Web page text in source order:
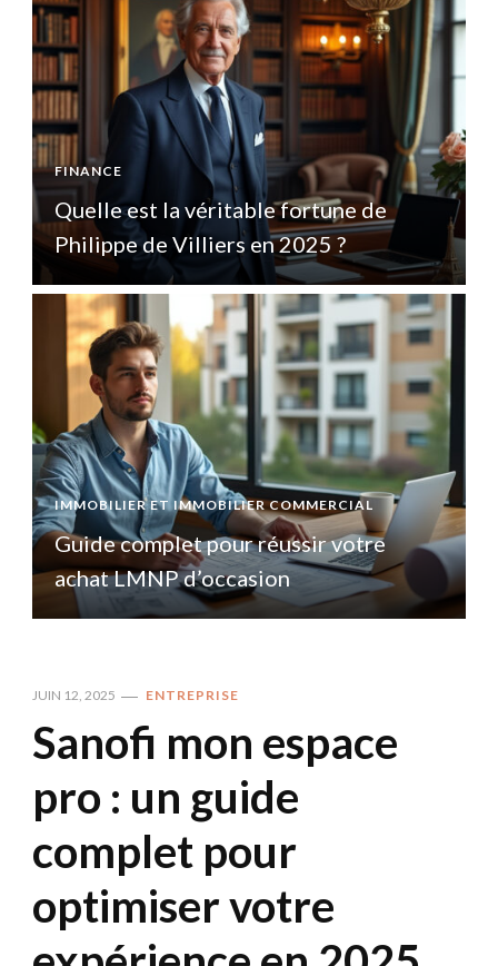
FINANCE
Quelle est la véritable fortune de
Philippe de Villiers en 2025 ?
IMMOBILIER ET IMMOBILIER COMMERCIAL
Guide complet pour réussir votre
achat LMNP d’occasion
JUIN 12, 2025 ENTREPRISE
Sanofi mon espace
pro : un guide
complet pour
optimiser votre